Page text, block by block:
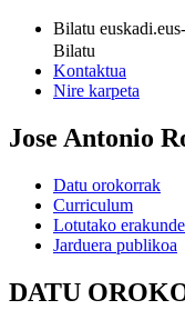
Bilatu
Bilatu
Kontaktua
Nire karpeta
Jose Antonio
Datu orokorrak
Curriculum
Lotutako
Jarduera publikoa
DATU